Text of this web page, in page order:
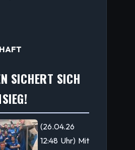
SICHERT SICH
(26.04.26
12:48 Uhr) Mit